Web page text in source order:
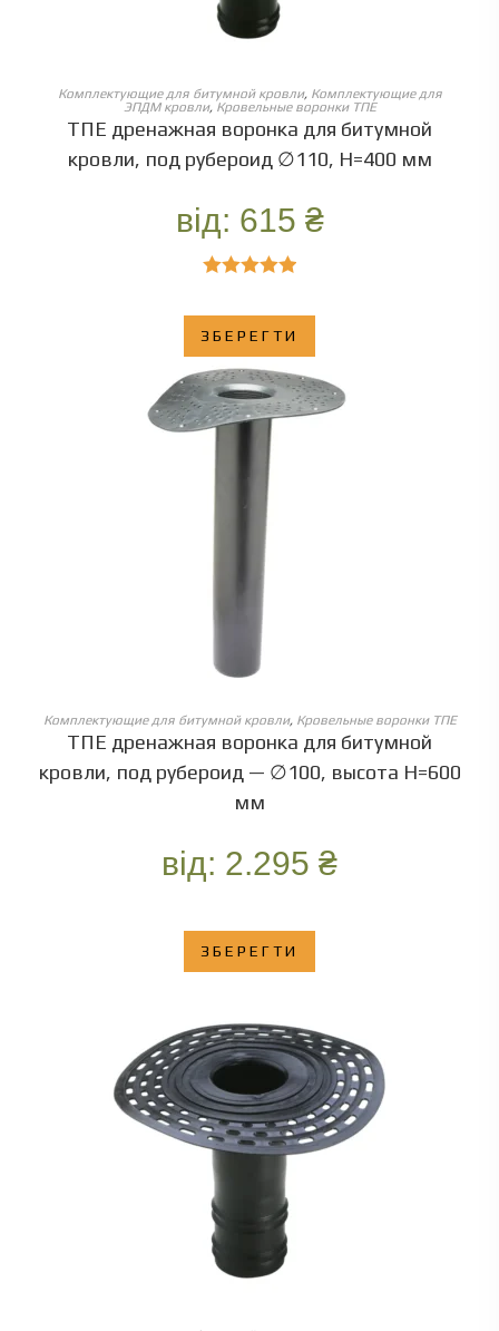
ОБЕРІТЬ ОПЦІЇ
Комплектующие для битумной кровли, Комплектующие для
ЭПДМ кровли, Кровельные воронки ТПЕ
ТПЕ дренажная воронка для битумной
кровли, под рубероид ∅110, Н=400 мм
від: 615 ₴
из 5
ЗБЕРЕГТИ
ОБЕРІТЬ ОПЦІЇ
Комплектующие для битумной кровли, Кровельные воронки ТПЕ
ТПЕ дренажная воронка для битумной
кровли, под рубероид — ∅100, высота Н=600
мм
від: 2.295 ₴
ЗБЕРЕГТИ